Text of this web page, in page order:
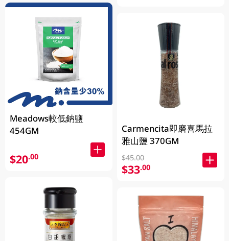
Meadows較低鈉鹽
454GM
$20.00
Carmencita即磨喜馬拉
雅山鹽 370GM
$45.00
$33.00